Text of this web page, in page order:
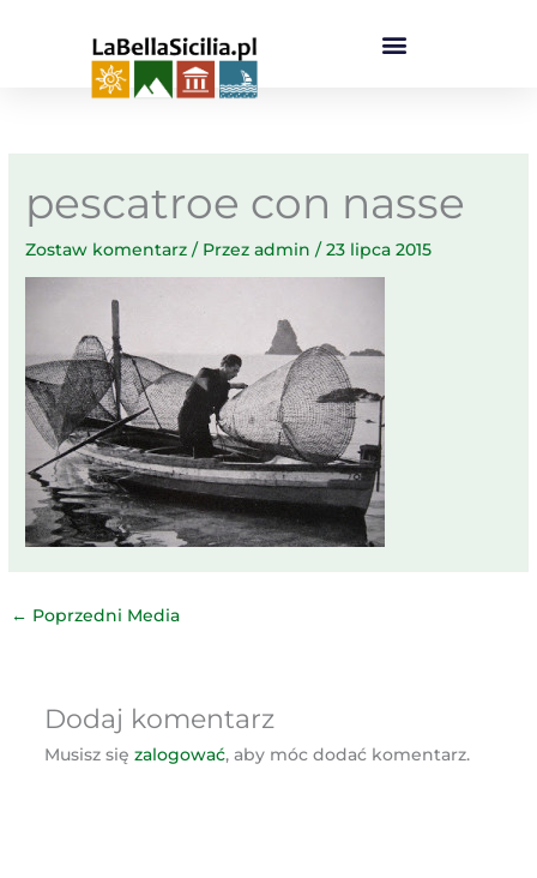
pescatroe con nasse
Zostaw komentarz / Przezadmin/23 lipca 2015
← Poprzedni Media
Dodaj komentarz
Musisz się zalogować, aby móc dodać komentarz.